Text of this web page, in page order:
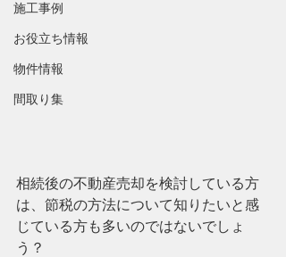
施工事例
お役立ち情報
物件情報
間取り集
相続後の不動産売却を検討している方
は、節税の方法について知りたいと感
じている方も多いのではないでしょ
う？